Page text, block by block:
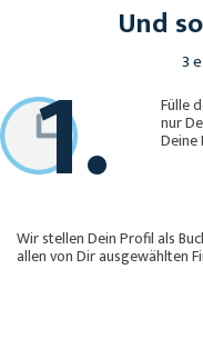
Und
3
1. Fülle
nur Deine
Deine
Wir stellen Dein Profil als Buchhalter/in in Leipzig
allen von Dir ausgewählten